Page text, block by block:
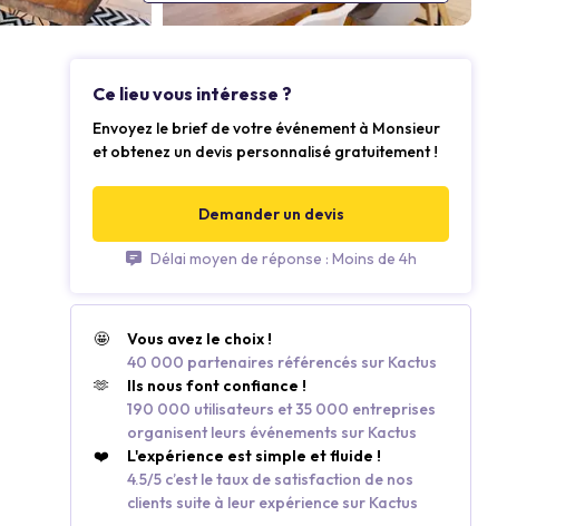
Ce lieu vous intéresse ?
Envoyez le brief de votre événement à Monsieur
et obtenez un devis personnalisé gratuitement !
Demander un devis
Délai moyen de réponse : Moins de 4h
🤩
Vous avez le choix !
40 000 partenaires référencés sur Kactus
🫶
Ils nous font confiance !
190 000 utilisateurs et 35 000 entreprises
organisent leurs événements sur Kactus
❤️
L'expérience est simple et fluide !
4.5/5 c’est le taux de satisfaction de nos
clients suite à leur expérience sur Kactus